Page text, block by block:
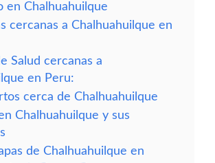
en Chalhuahuilque
cercanas a Chalhuahuilque en
Salud cercanas a
en Peru:
cerca de Chalhuahuilque
Chalhuahuilque y sus
de Chalhuahuilque en